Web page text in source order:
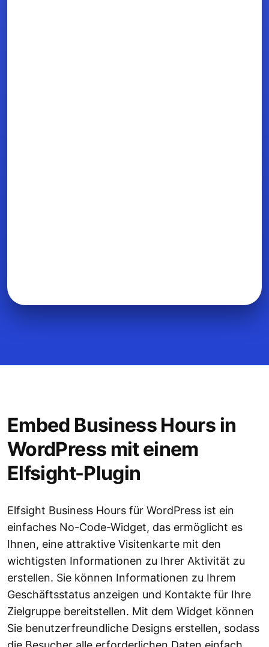
Embed Business Hours in
WordPress mit einem
Elfsight-Plugin
Elfsight Business Hours für WordPress ist ein
einfaches No-Code-Widget, das ermöglicht es
Ihnen, eine attraktive Visitenkarte mit den
wichtigsten Informationen zu Ihrer Aktivität zu
erstellen. Sie können Informationen zu Ihrem
Geschäftsstatus anzeigen und Kontakte für Ihre
Zielgruppe bereitstellen. Mit dem Widget können
Sie benutzerfreundliche Designs erstellen, sodass